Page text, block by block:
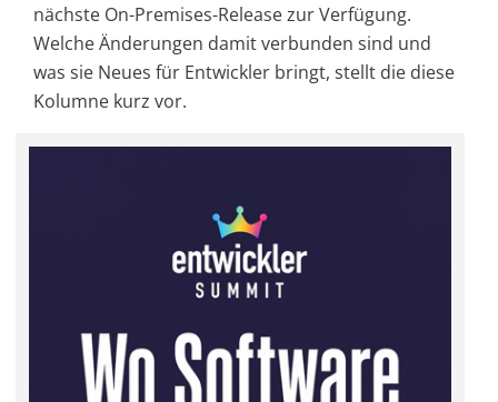
nächste On-Premises-Release zur Verfügung.
Welche Änderungen damit verbunden sind und
was sie Neues für Entwickler bringt, stellt die diese
Kolumne kurz vor.